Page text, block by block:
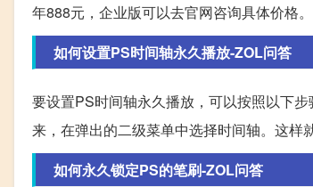
年888元，企业版可以去官网咨询具体价格
如何设置PS时间轴永久播放-ZOL问答
要设置PS时间轴永久播放，可以按照以下
来，在弹出的二级菜单中选择时间轴。这样
如何永久锁定PS的笔刷-ZOL问答